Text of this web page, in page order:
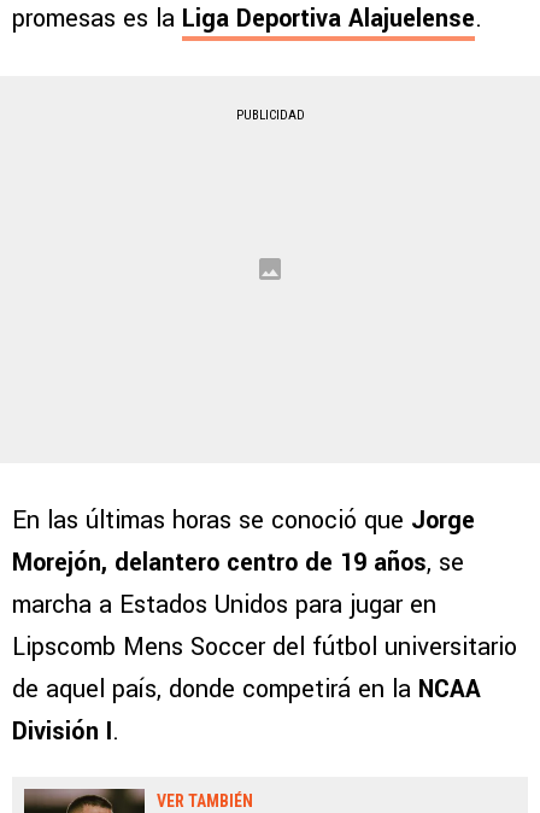
promesas es la Liga Deportiva Alajuelense.
PUBLICIDAD
En las últimas horas se conoció que Jorge
Morejón, delantero centro de 19 años, se
marcha a Estados Unidos para jugar en
Lipscomb Mens Soccer del fútbol universitario
de aquel país, donde competirá en la NCAA
División I.
VER TAMBIÉN